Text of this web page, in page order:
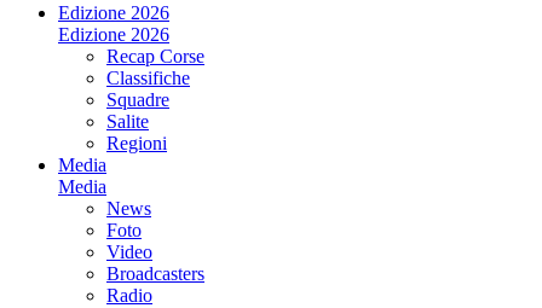
Edizione 2026
Edizione 2026
Recap Corse
Classifiche
Squadre
Salite
Regioni
Media
Media
News
Foto
Video
Broadcasters
Radio